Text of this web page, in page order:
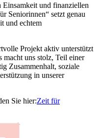
Einsamkeit und finanziellen
Seniorinnen“ setzt genau
und echtem
Projekt aktiv unterstützt
macht uns stolz, Teil einer
Zusammenhalt, soziale
in unserer
Sie hier:Zeit für